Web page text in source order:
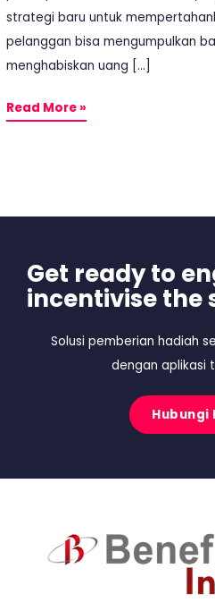
strategi baru untuk
pelanggan bisa mengumpulkan
menghabiskan uang […]
Read More »
Get ready to
incentivise the
Solusi pemberian hadiah
dengan aplikasi
Hubungi